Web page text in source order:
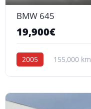
BMW 645
19,900€
2005 155,000 km